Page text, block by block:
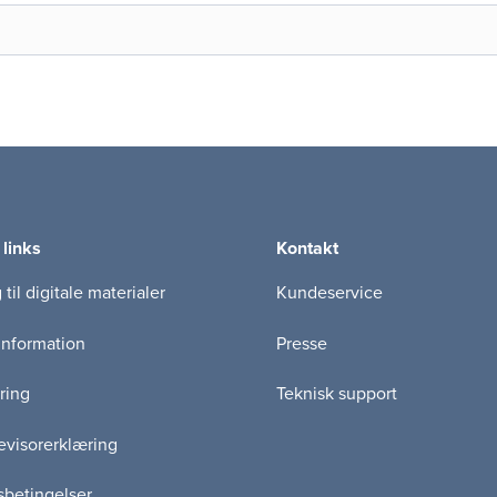
til digitale materialer
Kontakt
Kundeservice
Presse
Teknisk support